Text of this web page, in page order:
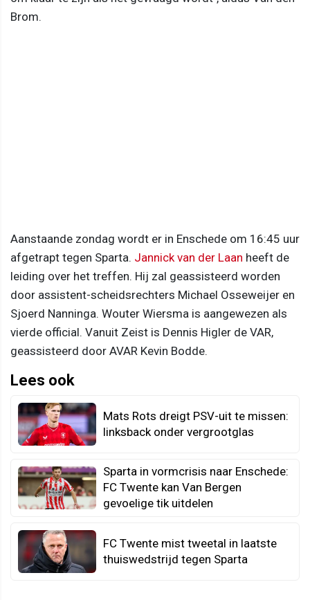
Brom.
Aanstaande zondag wordt er in Enschede om 16:45 uur
afgetrapt tegen Sparta. Jannick van der Laan heeft de
leiding over het treffen. Hij zal geassisteerd worden
door assistent-scheidsrechters Michael Osseweijer en
Sjoerd Nanninga. Wouter Wiersma is aangewezen als
vierde official. Vanuit Zeist is Dennis Higler de VAR,
geassisteerd door AVAR Kevin Bodde.
Lees ook
Mats Rots dreigt PSV-uit te missen:
linksback onder vergrootglas
Sparta in vormcrisis naar Enschede:
FC Twente kan Van Bergen
gevoelige tik uitdelen
FC Twente mist tweetal in laatste
thuiswedstrijd tegen Sparta